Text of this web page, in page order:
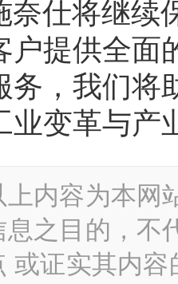
奈仕将继续
户提供全面
务，我们将
业变革与产
内容为本网
息之目的，不
或证实其内